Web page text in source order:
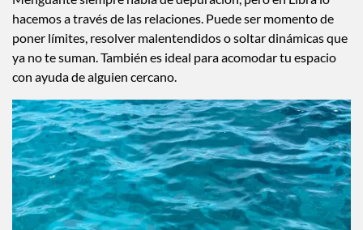
Aquí llega la energía del orden emocional. El Cuarto
Menguante siempre habla de depuración, pero en Libra lo
hacemos a través de las relaciones. Puede ser momento de
poner límites, resolver malentendidos o soltar dinámicas que
ya no te suman. También es ideal para acomodar tu espacio
con ayuda de alguien cercano.